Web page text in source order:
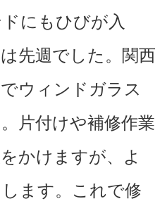
にもひびが入
先週でした。関西
ウィンドガラス
片付けや補修作業
かけますが、よ
ます。これで修